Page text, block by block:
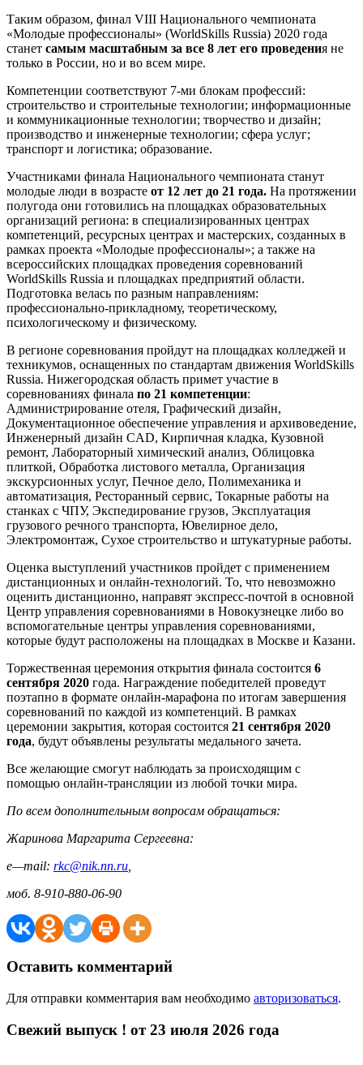
Таким образом, финал VIII Национального чемпионата
«Молодые профессионалы» (WorldSkills Russia) 2020 года
станет самым масштабным за все 8 лет его проведения не
только в России, но и во всем мире.
Компетенции соответствуют 7-ми блокам профессий:
строительство и строительные технологии; информационные
и коммуникационные технологии; творчество и дизайн;
производство и инженерные технологии; сфера услуг;
транспорт и логистика; образование.
Участниками финала Национального чемпионата станут
молодые люди в возрасте от 12 лет до 21 года. На протяжении
полугода они готовились на площадках образовательных
организаций региона: в специализированных центрах
компетенций, ресурсных центрах и мастерских, созданных в
рамках проекта «Молодые профессионалы»; а также на
всероссийских площадках проведения соревнований
WorldSkills Russia и площадках предприятий области.
Подготовка велась по разным направлениям:
профессионально-прикладному, теоретическому,
психологическому и физическому.
В регионе соревнования пройдут на площадках колледжей и
техникумов, оснащенных по стандартам движения WorldSkills
Russia. Нижегородская область примет участие в
соревнованиях финала по 21 компетенции:
Администрирование отеля, Графический дизайн,
Документационное обеспечение управления и архивоведение,
Инженерный дизайн CAD, Кирпичная кладка, Кузовной
ремонт, Лабораторный химический анализ, Облицовка
плиткой, Обработка листового металла, Организация
экскурсионных услуг, Печное дело, Полимеханика и
автоматизация, Ресторанный сервис, Токарные работы на
станках с ЧПУ, Экспедирование грузов, Эксплуатация
грузового речного транспорта, Ювелирное дело,
Электромонтаж, Сухое строительство и штукатурные работы.
Оценка выступлений участников пройдет с применением
дистанционных и онлайн-технологий. То, что невозможно
оценить дистанционно, направят экспресс-почтой в основной
Центр управления соревнованиями в Новокузнецке либо во
вспомогательные центры управления соревнованиями,
которые будут расположены на площадках в Москве и Казани.
Торжественная церемония открытия финала состоится 6
сентября 2020 года. Награждение победителей проведут
поэтапно в формате онлайн-марафона по итогам завершения
соревнований по каждой из компетенций. В рамках
церемонии закрытия, которая состоится 21 сентября 2020
года, будут объявлены результаты медального зачета.
Все желающие смогут наблюдать за происходящим с
помощью онлайн-трансляции из любой точки мира.
По всем дополнительным вопросам обращаться:
Жаринова Маргарита Сергеевна:
e—mail: rkc@nik.nn.ru,
моб. 8-910-880-06-90
Оставить комментарий
Для отправки комментария вам необходимо авторизоваться.
Свежий выпуск ! от 23 июля 2026 года